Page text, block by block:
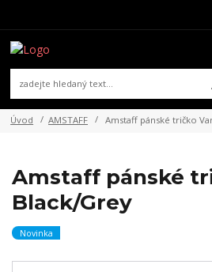
Úvod AMSTAFF Amstaff pánské tričko
Amstaff pánské
Black/Grey
Novinka